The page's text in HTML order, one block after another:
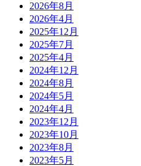
2026年8月
2026年4月
2025年12月
2025年7月
2025年4月
2024年12月
2024年8月
2024年5月
2024年4月
2023年12月
2023年10月
2023年8月
2023年5月